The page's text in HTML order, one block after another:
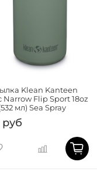
Klean Kanteen
Narrow Flip Sport 18oz
мл) Sea Spray
руб